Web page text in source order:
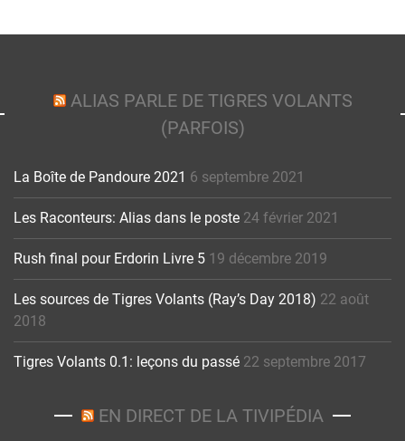
ALIAS PARLE DE TIGRES VOLANTS
(PARFOIS)
La Boîte de Pandoure 2021 6 septembre 2021
Les Raconteurs: Alias dans le poste 24 février 2021
Rush final pour Erdorin Livre 5 19 décembre 2019
Les sources de Tigres Volants (Ray’s Day 2018) 22 août
2018
Tigres Volants 0.1: leçons du passé 22 septembre 2017
EN DIRECT DE LA TIVIPÉDIA